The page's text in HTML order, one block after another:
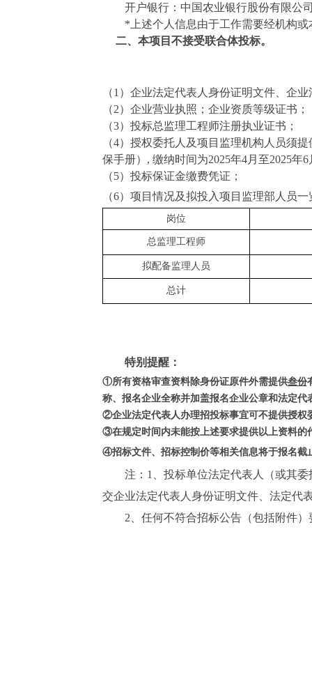
开户银行：中国农业银行股份有限公
* 上述个人信息由于工作需要经机构
二、本项目不接受联合体投标。
（1）企业法定代表人身份证明文件、企
（2）企业营业执照； 企业资质等级证书；
（3）投标总监理工程师注册执业证书；
（4） 授权委托人及项目监理机构人员须提
保手册） , 缴纳时间为2025年4月至2025年6
（5）投标保证金缴费凭证；
（6）项目情况及拟投入项目监理部人员
岗位
总监理工程师
拟配备监理人员
总计
特别提醒：
①所有资格审查资料除身份证原件外需提供叁份
称、报名企业全称并加盖报名企业公章和法定代
②企业法定代表人办理招投标事宜可不提供授权
③在规定时间内未能按上述要求提供以上资料的
④招标文件、招标控制价等相关信息将于报名
注： 1、投标单位法定代表人（或其
交企业法定代表人身份证明文件、法定代
2、任何不符合招标公告（包括附件